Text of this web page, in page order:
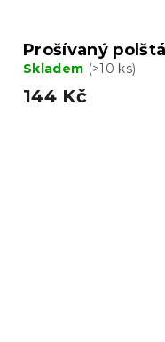
Prošívaný
Skladem (>10 ks)
144 Kč